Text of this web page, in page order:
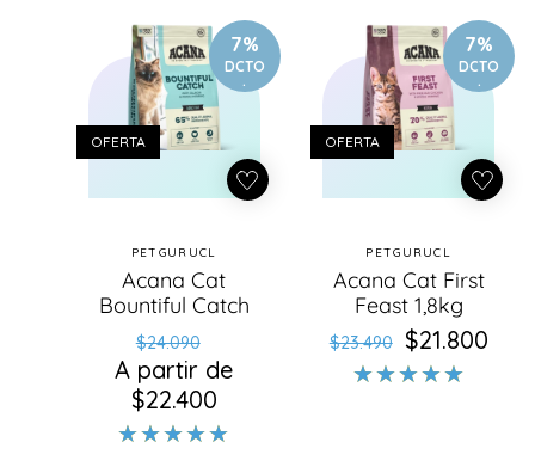
7%
DCTO
.
OFERTA
Proveedor:
PETGURUCL
Acana Cat
Bountiful Catch
Precio
habitual
$24.090Precio
de
oferta
A partir de
$22.400
7%
DCTO
.
OFERTA
Proveedor:
PETGURUCL
Acana Cat First
Feast 1,8kg
Precio
habitual
$23.490
Precio
de
$21.800